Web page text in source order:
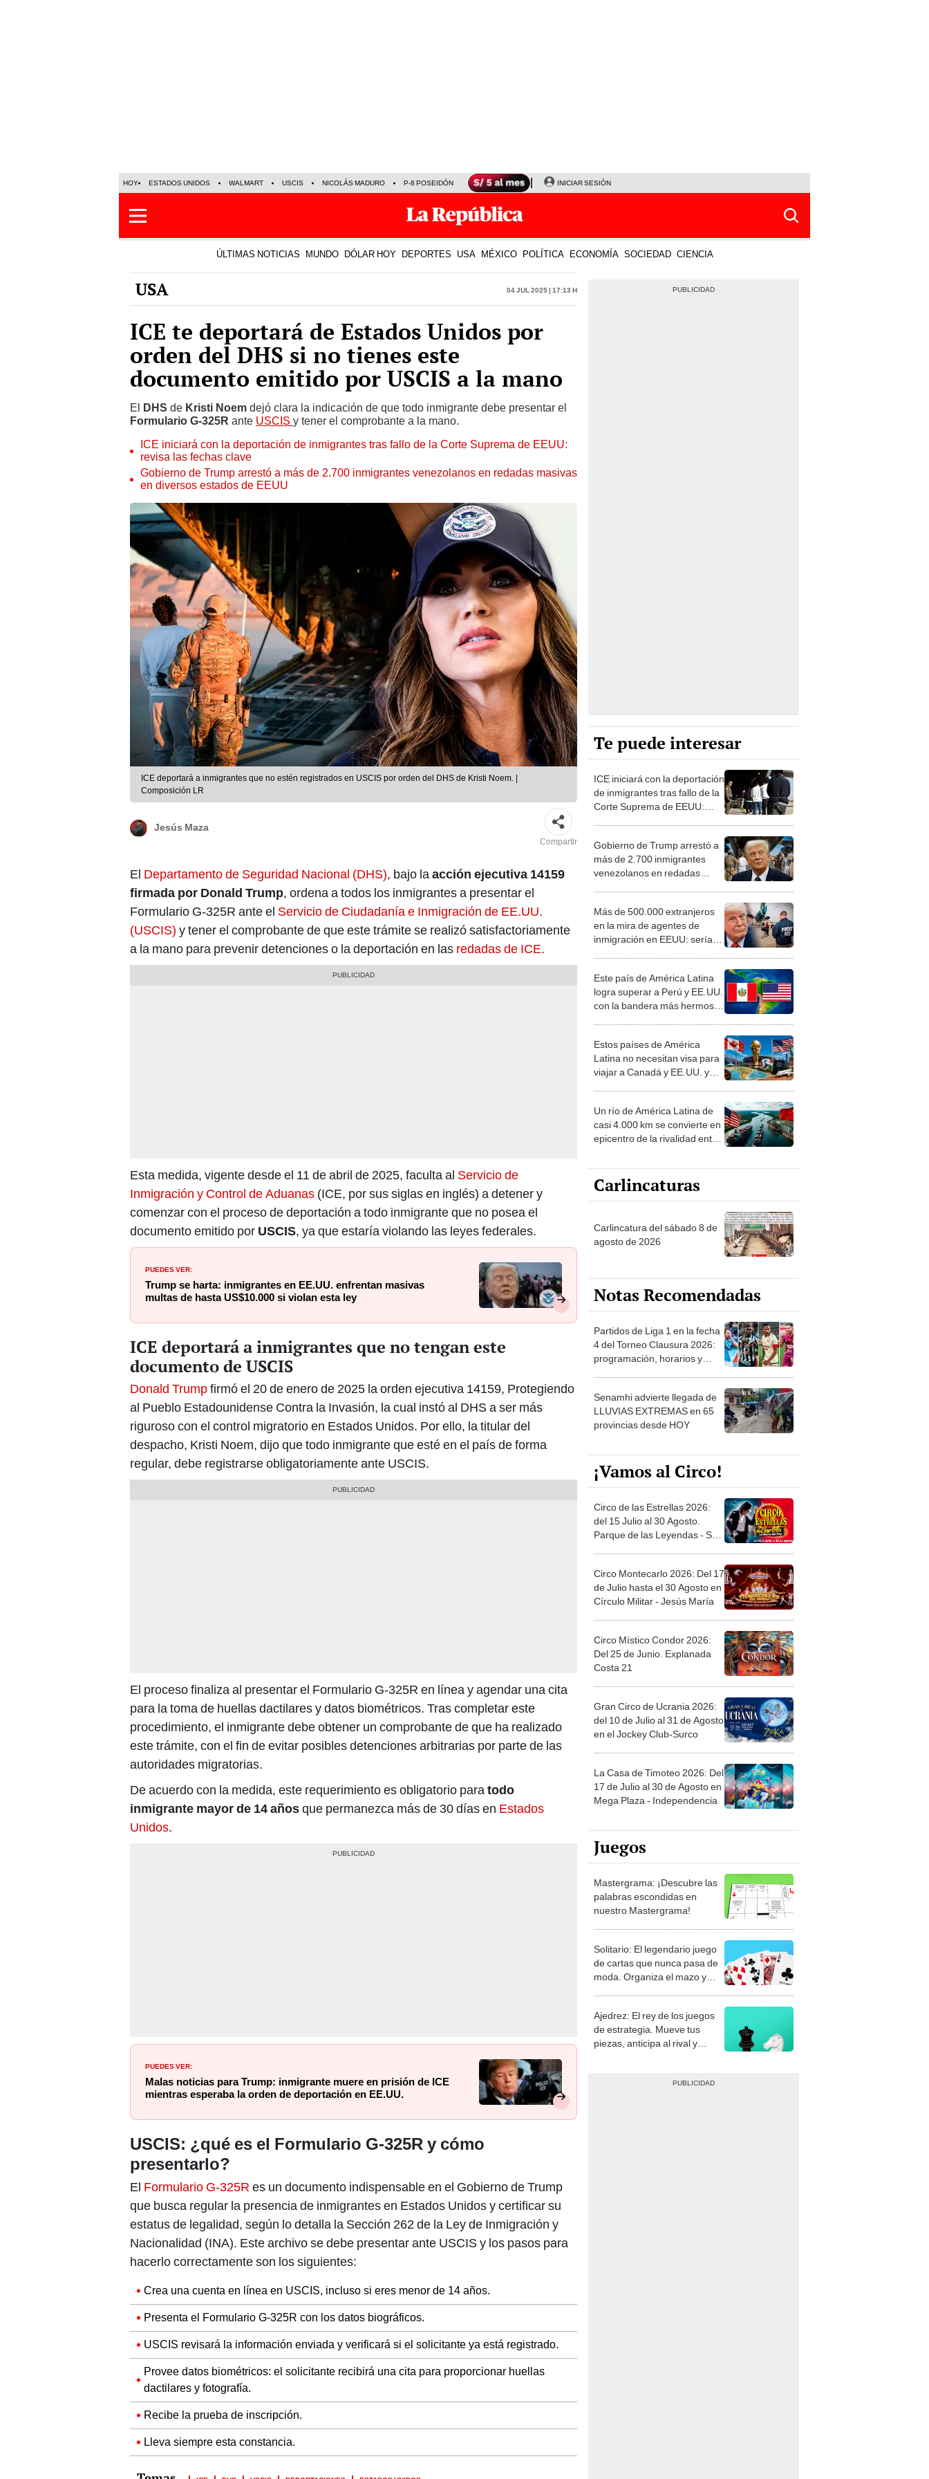
HOY ESTADOS UNIDOS WALMART USCIS NICOLÁS MADURO P-8 POSEIDÓN INICIAR SESIÓN
ÚLTIMAS NOTICIAS MUNDO DÓLAR HOY DEPORTES USA MÉXICO POLÍTICA ECONOMÍA SOCIEDAD CIENCIA
USA 04 Jul 2025 | 17:13 h
ICE te deportará de Estados Unidos por
orden del DHS si no tienes este
documento emitido por USCIS a la mano
El DHS de Kristi Noem dejó clara la indicación de que todo inmigrante debe presentar el
Formulario G-325R ante USCIS y tener el comprobante a la mano.
ICE iniciará con la deportación de inmigrantes tras fallo de la Corte Suprema de EEUU:
revisa las fechas clave
Gobierno de Trump arrestó a más de 2.700 inmigrantes venezolanos en redadas masivas
en diversos estados de EEUU
ICE deportará a inmigrantes que no estén registrados en USCIS por orden del DHS de Kristi Noem. |
Composición LR
Jesús Maza
Compartir
El Departamento de Seguridad Nacional (DHS), bajo laacción ejecutiva 14159
firmada por Donald Trump, ordena a todos los inmigrantes a presentar el
Formulario G-325R ante el Servicio de Ciudadanía e Inmigración de EE.UU.
(USCIS) y tener el comprobante de que este trámite se realizó satisfactoriamente
a la mano para prevenir detenciones o la deportación en las redadas de ICE.
Esta medida, vigente desde el 11 de abril de 2025, faculta al Servicio de
Inmigración y Control de Aduanas (ICE, por sus siglas en inglés) a detener y
comenzar con el proceso de deportación a todo inmigrante que no posea el
documento emitido por USCIS, ya que estaría violando las leyes federales.
PUEDES VER:
Trump se harta: inmigrantes en EE.UU. enfrentan masivas
multas de hasta US$10.000 si violan esta ley
ICE deportará a inmigrantes que no tengan este
documento de USCIS
Donald Trumpfirmó el 20 de enero de 2025 la orden ejecutiva 14159, Protegiendo
al Pueblo Estadounidense Contra la Invasión, la cual instó al DHS a ser más
riguroso con el control migratorio en Estados Unidos. Por ello, la titular del
despacho, Kristi Noem, dijo que todo inmigrante que esté en el país de forma
regular, debe registrarse obligatoriamente ante USCIS.
El proceso finaliza al presentar el Formulario G-325R en línea y agendar una cita
para la toma de huellas dactilares y datos biométricos. Tras completar este
procedimiento, el inmigrante debe obtener un comprobante de que ha realizado
este trámite, con el fin de evitar posibles detenciones arbitrarias por parte de las
autoridades migratorias.
De acuerdo con la medida, este requerimiento es obligatorio paratodo
inmigrante mayor de 14 añosque permanezca más de 30 días en Estados
Unidos.
PUEDES VER:
Malas noticias para Trump: inmigrante muere en prisión de ICE
mientras esperaba la orden de deportación en EE.UU.
USCIS: ¿qué es el Formulario G-325R y cómo
presentarlo?
El Formulario G-325R es un documento indispensable en el Gobierno de Trump
que busca regular la presencia de inmigrantes en Estados Unidos y certificar su
estatus de legalidad, según lo detalla la Sección 262 de la Ley de Inmigración y
Nacionalidad (INA). Este archivo se debe presentar ante USCIS y los pasos para
hacerlo correctamente son los siguientes:
Crea una cuenta en línea en USCIS, incluso si eres menor de 14 años.
Presenta el Formulario G-325R con los datos biográficos.
USCIS revisará la información enviada y verificará si el solicitante ya está registrado.
Provee datos biométricos: el solicitante recibirá una cita para proporcionar huellas
dactilares y fotografía.
Recibe la prueba de inscripción.
Lleva siempre esta constancia.
Te puede interesar
ICE iniciará con la deportación
de inmigrantes tras fallo de la
Corte Suprema de EEUU:
Gobierno de Trump arrestó a
más de 2.700 inmigrantes
venezolanos en redadas
Más de 500.000 extranjeros
en la mira de agentes de
inmigración en EEUU: serían
Este país de América Latina
logra superar a Perú y EE.UU.
con la bandera más hermosa
Estos países de América
Latina no necesitan visa para
viajar a Canadá y EE.UU. y
Un río de América Latina de
casi 4.000 km se convierte en
epicentro de la rivalidad entre
y exportaciones
Carlincaturas
Carlincatura del sábado 8 de
agosto de 2026
Notas Recomendadas
Partidos de Liga 1 en la fecha
4 del Torneo Clausura 2026:
programación, horarios y
Senamhi advierte llegada de
LLUVIAS EXTREMAS en 65
provincias desde HOY
¡Vamos al Circo!
Circo de las Estrellas 2026:
del 15 Julio al 30 Agosto.
Parque de las Leyendas - San
Circo Montecarlo 2026: Del 17
de Julio hasta el 30 Agosto en
Círculo Militar - Jesús María
Circo Místico Condor 2026:
Del 25 de Junio. Explanada
Costa 21
Gran Circo de Ucrania 2026:
del 10 de Julio al 31 de Agosto
en el Jockey Club-Surco
La Casa de Timoteo 2026: Del
17 de Julio al 30 de Agosto en
Mega Plaza - Independencia
Juegos
Mastergrama: ¡Descubre las
palabras escondidas en
nuestro Mastergrama!
Solitario: El legendario juego
de cartas que nunca pasa de
moda. Organiza el mazo y
Ajedrez: El rey de los juegos
de estrategia. Mueve tus
piezas, anticipa al rival y